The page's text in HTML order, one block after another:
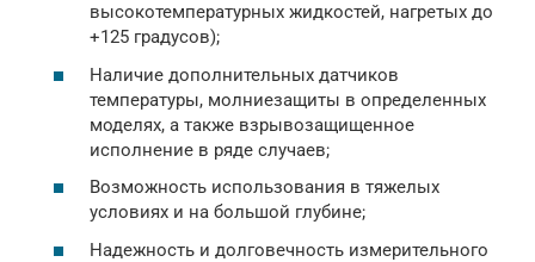
высокотемпературных жидкостей, нагретых до
+125 градусов);
Наличие дополнительных датчиков
температуры, молниезащиты в определенных
моделях, а также взрывозащищенное
исполнение в ряде случаев;
Возможность использования в тяжелых
условиях и на большой глубине;
Надежность и долговечность измерительного